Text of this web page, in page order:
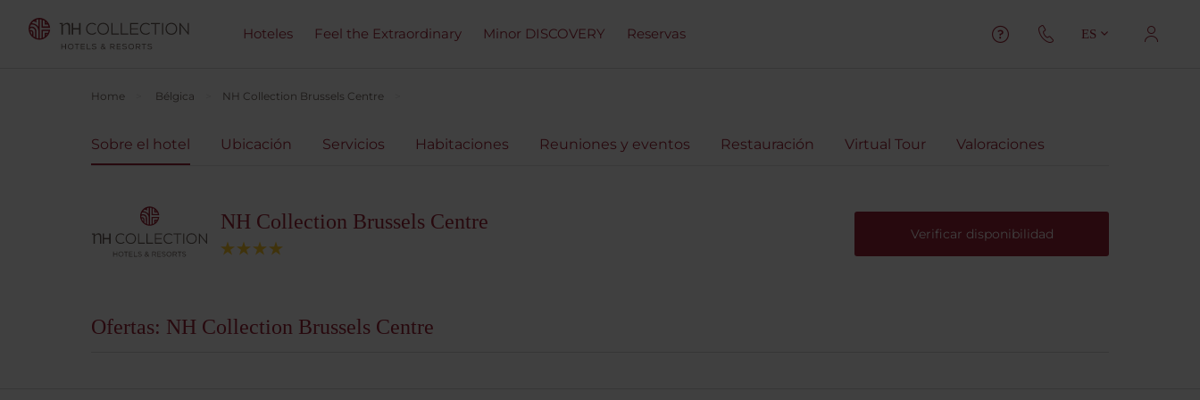
Hoteles Feel the Extraordinary Minor DISCOVERY Reservas ES
Home Bélgica NH Collection Brussels Centre
Sobre el hotel Ubicación Servicios Habitaciones Reuniones y eventos Restauración Virtual Tour Valoraciones
NH Collection Brussels Centre
Verificar disponibilidad
Ofertas: NH Collection Brussels Centre